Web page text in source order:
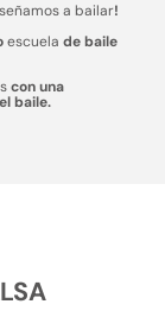
a bailar!
escuela de baile
con una
baile.